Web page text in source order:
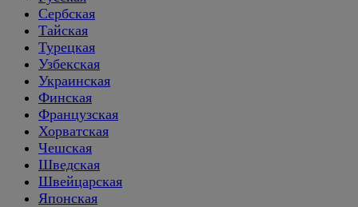
Сербская
Тайская
Турецкая
Узбекская
Украинская
Финская
Французская
Хорватская
Чешская
Шведская
Швейцарская
Японская